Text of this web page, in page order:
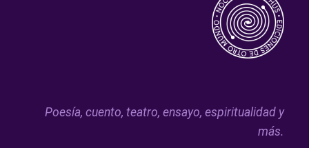
Poesía, cuento, teatro, ensayo, espiritualidad y
más.